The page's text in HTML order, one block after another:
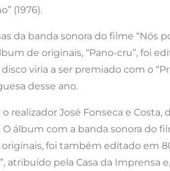
(1976).
da banda sonora do filme “Nós
de originais, “Pano-cru”, foi
viria a ser premiado com o
desse ano.
realizador José Fonseca e
O álbum com a banda sonora do
originais, foi também editado em
atribuído pela Casa da Imprensa